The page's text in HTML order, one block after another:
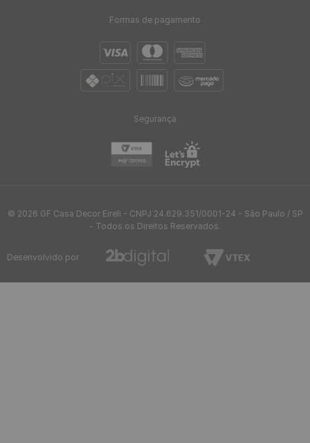
Formas de pagamento
Segurança
© 2026 GF Casa Decor Eireli - CNPJ 24.629.351/0001-24 - São Paulo / SP
- Todos os Direitos Reservados.
Desenvolvido por